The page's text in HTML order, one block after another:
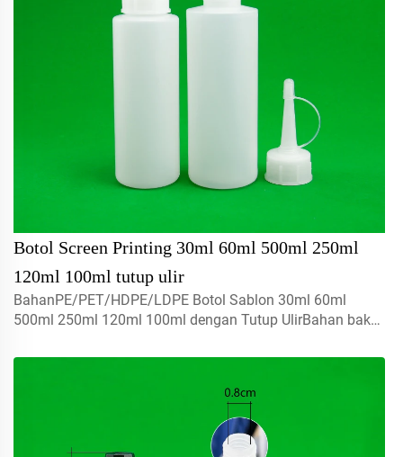
Botol Screen Printing 30ml 60ml 500ml 250ml
120ml 100ml tutup ulir
BahanPE/PET/HDPE/LDPE Botol Sablon 30ml 60ml
500ml 250ml 120ml 100ml dengan Tutup UlirBahan baku
lingkungan dan sempurna untuk kemasan